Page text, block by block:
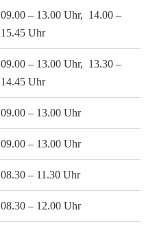
09.00 – 13.00 Uhr, 14.00 –
15.45 Uhr
09.00 – 13.00 Uhr, 13.30 –
14.45 Uhr
09.00 – 13.00 Uhr
09.00 – 13.00 Uhr
08.30 – 11.30 Uhr
08.30 – 12.00 Uhr